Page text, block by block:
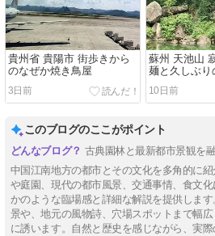
貴州省 貴陽市 街歩きから
のなぜか焼き鳥屋
3日前
蘇州 天池山
麺と久しぶり
10日前
このブログのここがポイント
古典園林と最新都市景観を
中国江南地方の都市とその文化を多角的に
や庭園、現代の都市風景、交通事情、食文
かのような臨場感と詳細な解説を提供しま
景や、地元の風物詩、穴場スポットまで幅
に誘います。自然と歴史を感じながら、実